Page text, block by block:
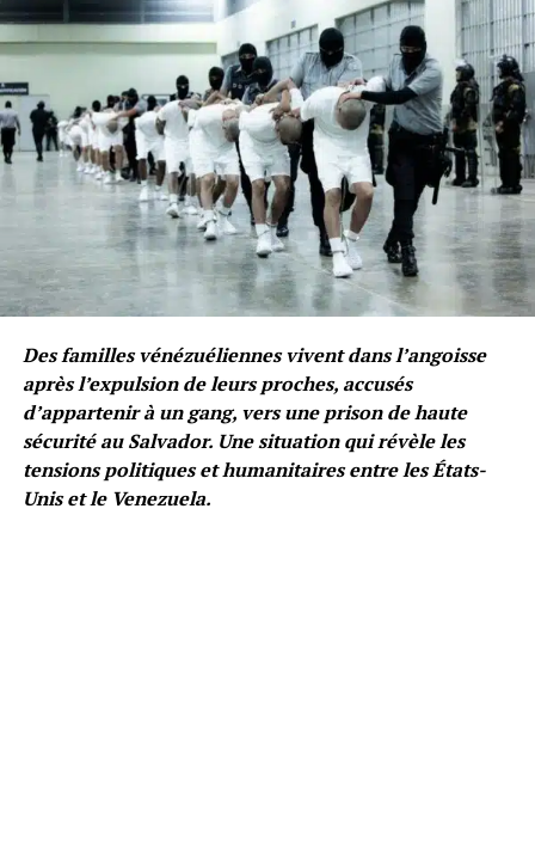
Des familles vénézuéliennes vivent dans l’angoisse
après l’expulsion de leurs proches, accusés
d’appartenir à un gang, vers une prison de haute
sécurité au Salvador. Une situation qui révèle les
tensions politiques et humanitaires entre les États-
Unis et le Venezuela.